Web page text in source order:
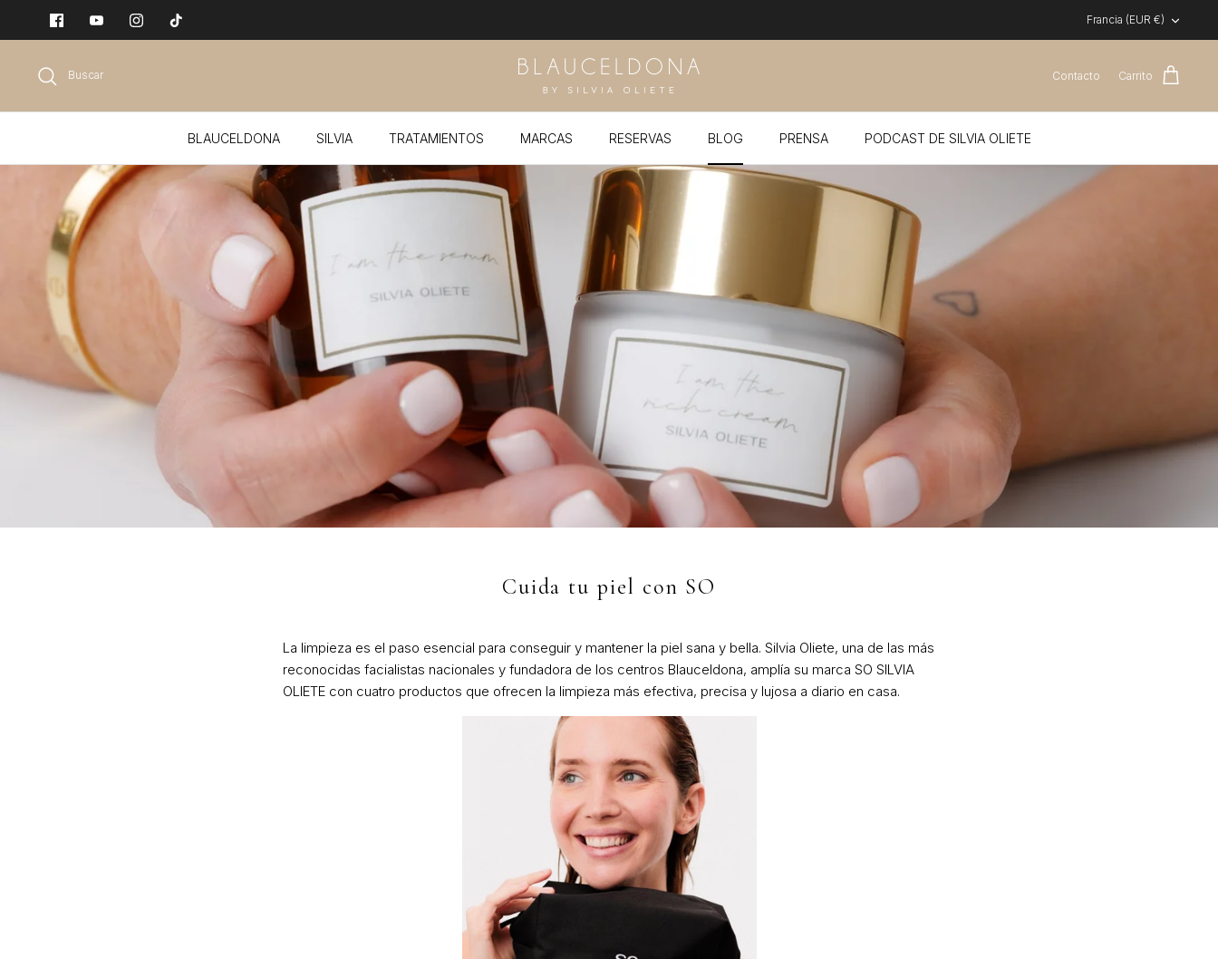
Moneda
Francia (EUR €)
Buscar Contacto Carrito
BLAUCELDONA SILVIA TRATAMIENTOS MARCAS RESERVAS BLOG PRENSA PODCAST DE SILVIA OLIETE
Cuida tu piel con SO
La limpieza es el paso esencial para conseguir y mantener la piel sana y bella. Silvia Oliete, una de las más
reconocidas facialistas nacionales y fundadora de los centros Blauceldona, amplía su marca SO SILVIA
OLIETE con cuatro productos que ofrecen la limpieza más efectiva, precisa y lujosa a diario en casa.